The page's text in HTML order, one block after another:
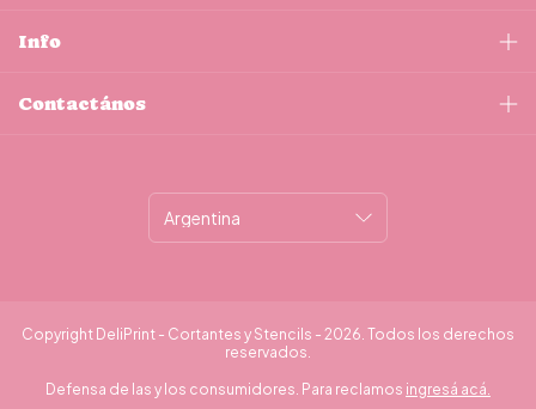
Info
Contactános
Copyright DeliPrint - Cortantes y Stencils - 2026. Todos los derechos
reservados.
Defensa de las y los consumidores. Para reclamos ingresá acá.